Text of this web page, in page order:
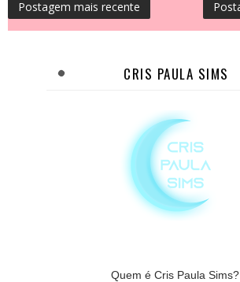
Postagem mais recente
CRIS PAULA SIMS
Quem é Cris Paula Sims?